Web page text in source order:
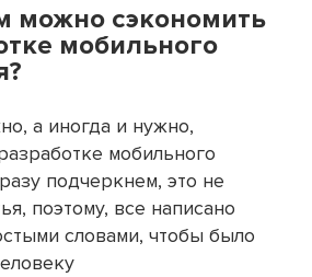
можно сэкономить
мобильного
а иногда и нужно,
мобильного
подчеркнем, это не
поэтому, все написано
словами, чтобы было